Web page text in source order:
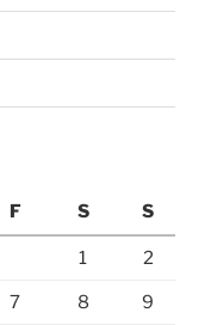
F S S
1 2
7 8 9